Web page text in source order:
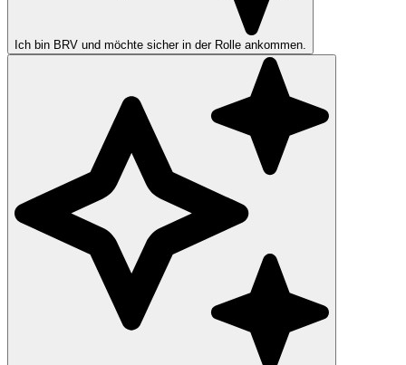
Ich bin BRV und möchte sicher in der Rolle ankommen.